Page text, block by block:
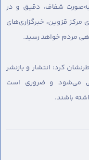
به‌صورت شفاف، دقیق و در
مرکز قزوین، خبرگزاری‌های
مردم خواهد رسید.
کرد: انتشار و بازنشر
می‌شود و ضروری است
باشند.